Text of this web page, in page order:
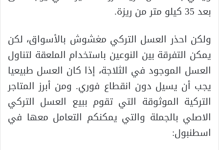
بعد 35 كيلو متر من ريزة.
ولكن احذر العسل التركي مغشوش بالأسواق، لكن
يمكن التفرقة بين النوعين باستخدام الملعقة لتناول
العسل الموجود في الثلاجة، إذا كان العسل طبيعيا
يجب أن يسيل دون انقطاع فوري. ومن أبرز المتاجر
التركية الموثوقة التي تقوم ببيع العسل التركي
الاصلي بالجملة والتي يمكنكم التعامل معها في
اسطنبول: